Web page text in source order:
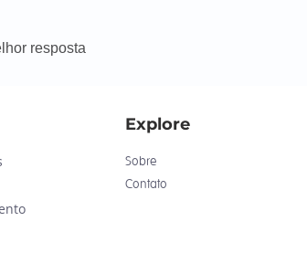
resposta
Explore
Sobre
Contato